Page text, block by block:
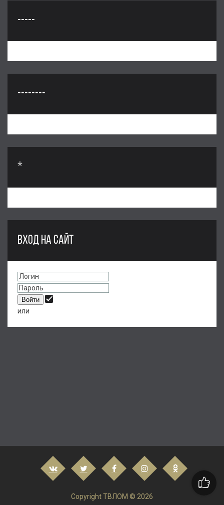
-----
--------
*
ВХОД НА САЙТ
или
Copyright ТВЛОМ © 2026